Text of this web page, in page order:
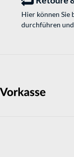
Hier können Sie
durchführen